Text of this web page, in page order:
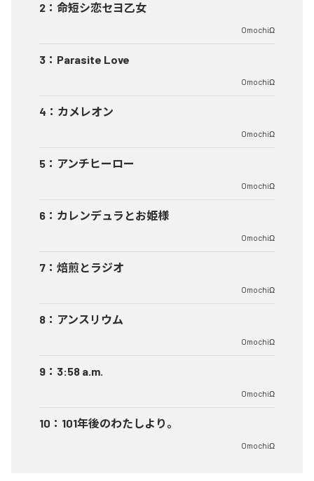
2 ： 命短シ恋セヨ乙女
OmochiΩ
3 ： Parasite Love
OmochiΩ
4 ： カメレオン
OmochiΩ
5 ： アンチヒーロー
OmochiΩ
6 ： カレンデュラとお姫様
OmochiΩ
7 ： 焙煎とラジオ
OmochiΩ
8 ： アンスリウム
OmochiΩ
9 ： 3:58 a.m.
OmochiΩ
10 ： 101年後のわたしより。
OmochiΩ